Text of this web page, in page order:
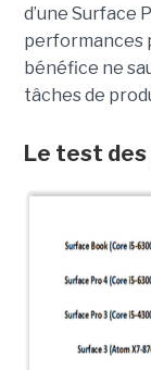
d’une Surface
performances
bénéfice ne
tâches de
Le test